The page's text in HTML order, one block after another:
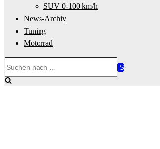
SUV 0-100 km/h
News-Archiv
Tuning
Motorrad
nach …